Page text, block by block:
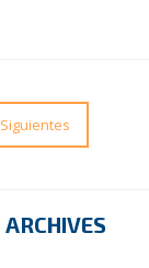
Siguientes
ARCHIVES